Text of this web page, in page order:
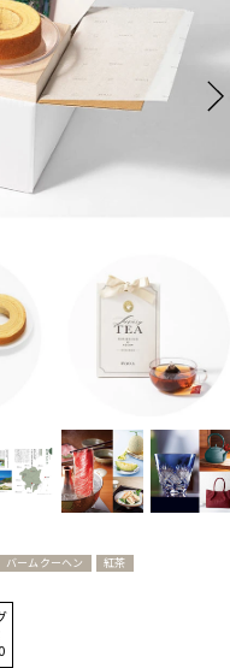
バームクーヘン 紅茶